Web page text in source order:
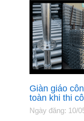
Giàn giáo
toàn khi thi
Ngày đăng: 10/